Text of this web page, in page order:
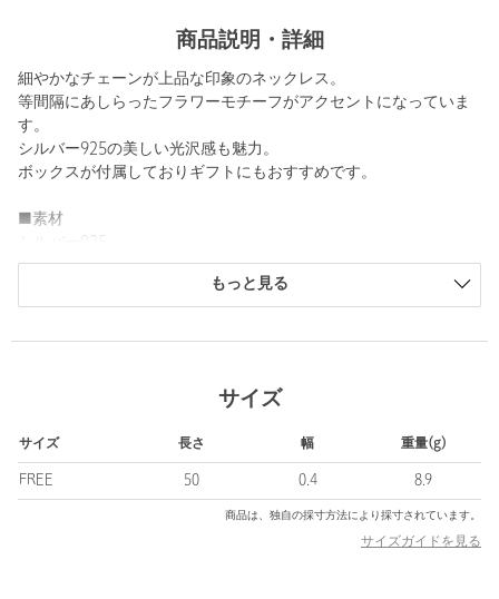
商品説明・詳細
細やかなチェーンが上品な印象のネックレス。
等間隔にあしらったフラワーモチーフがアクセントになっていま
す。
シルバー925の美しい光沢感も魅力。
ボックスが付属しておりギフトにもおすすめです。
■素材
＜Garden of Eden(ガーデン オブ エデン)＞
テーマを設けず、建築・民族・アートなどのヴィンテージからイ
され続ける作品となるようなモダンで普遍的なジュエリーコレク
【注意事項】
※商品に「取り扱い上の注意書き」、「洗濯表示」がございます
場合は、使用前に必ずご確認ください。
※商品画像は、光の当たり具合やパソコンなどの閲覧環境によ
り、実際の色味と異なって見える場合がございます。あらかじめ
もっと見る
サイズ
サイズ 長さ 幅 重量(g)
FREE 50 0.4 8.9
商品は、独自の採寸方法により採寸されています。
サイズガイドを見る